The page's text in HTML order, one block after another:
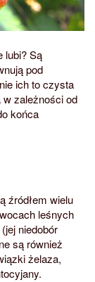
lubi? Są
pod
ich to czysta
zależności od
końca
źródłem wielu
leśnych
niedobór
są również
żelaza,